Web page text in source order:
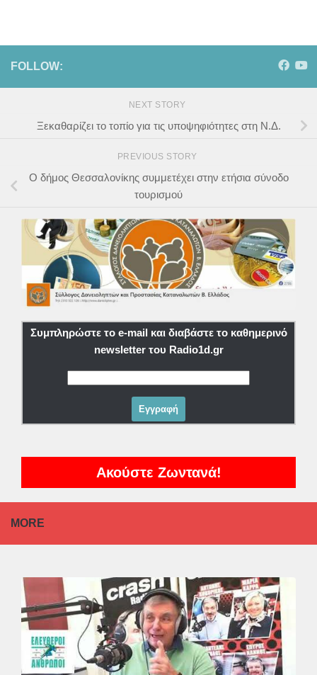
FOLLOW:
NEXT STORY
Ξεκαθαρίζει το τοπίο για τις υποψηφιότητες στη Ν.Δ.
PREVIOUS STORY
Ο δήμος Θεσσαλονίκης συμμετέχει στην ετήσια σύνοδο
τουρισμού
Συμπληρώστε το e-mail και διαβάστε το καθημερινό
newsletter του Radio1d.gr
Ακούστε Ζωντανά!
MORE